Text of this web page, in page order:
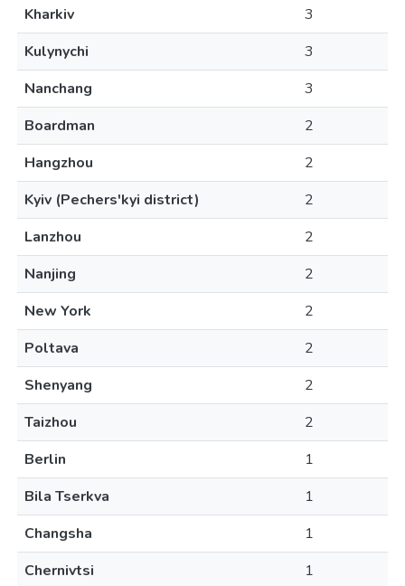
Kharkiv
3
Kulynychi
3
Nanchang
3
Boardman
2
Hangzhou
2
Kyiv (Pechers'kyi district)
2
Lanzhou
2
Nanjing
2
New York
2
Poltava
2
Shenyang
2
Taizhou
2
Berlin
1
Bila Tserkva
1
Changsha
1
Chernivtsi
1